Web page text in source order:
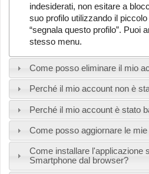
indesiderati, non esitare a
suo profilo utilizzando il
“segnala questo profilo”. Puoi
stesso menu.
Come posso eliminare il mio
Perché il mio account non è
Perché il mio account è stato
Come posso aggiornare le
Come installare l'applicazione
Smartphone dal browser?